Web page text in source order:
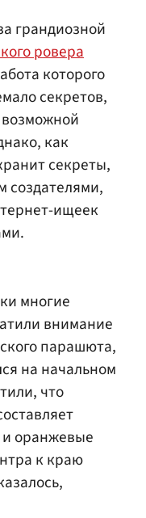
грандиозной
ровера
которого
секретов,
как
секреты,
создателями,
ищеек
многие
внимание
парашюта,
на начальном
что
оранжевые
к краю